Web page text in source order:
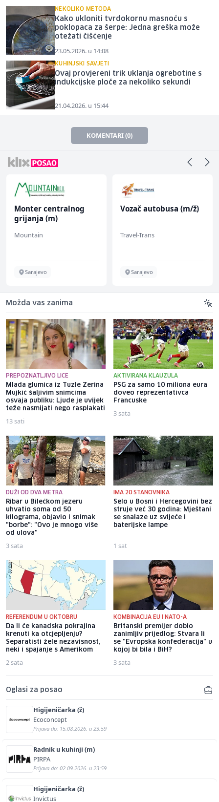
NEKOLIKO METODA
Kako ukloniti tvrdokornu masnoću s
poklopaca za šerpe: Jedna greška može
otežati čišćenje
23.05.2026. u 14:08
KUHINJSKI SAVJETI
Ovaj provjereni trik uklanja ogrebotine s
indukcijske ploče za nekoliko sekundi
21.04.2026. u 15:44
KOMENTARI (0)
Monter centralnog
grijanja (m)
Mountain
Sarajevo
Vozač autobusa (m/ž)
Travel-Trans
Sarajevo
Možda vas zanima
PREPOZNATLJIVO LICE
Mlada glumica iz Tuzle Zerina
Mujkić šaljivim snimcima
osvaja publiku: Ljude je uvijek
teže nasmijati nego rasplakati
13 sati
AKTIVIRANA KLAUZULA
PSG za samo 10 miliona eura
doveo reprezentativca
Francuske
3 sata
DUŽI OD DVA METRA
Ribar u Bilećkom jezeru
uhvatio soma od 50
kilograma, objavio i snimak
"borbe": "Ovo je mnogo više
od ulova"
3 sata
IMA 20 STANOVNIKA
Selo u Bosni i Hercegovini bez
struje već 30 godina: Mještani
se snalaze uz svijeće i
baterijske lampe
1 sat
REFERENDUM U OKTOBRU
Da li će kanadska pokrajina
krenuti ka otcjepljenju?
Separatisti žele nezavisnost,
neki i spajanje s Amerikom
2 sata
KOMBINACIJA EU I NATO-A
Britanski premijer dobio
zanimljiv prijedlog: Stvara li
se "Evropska konfederacija" u
kojoj bi bila i BiH?
3 sata
Oglasi za posao
Higijeničarka (ž)
Ecoconcept
Prijava do: 15.08.2026. u 23:59
Radnik u kuhinji (m)
PIRPA
Prijava do: 02.09.2026. u 23:59
Higijeničarka (ž)
Invictus